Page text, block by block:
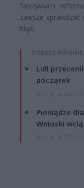
fałszywych
zawsze
błąd.
ZOBACZ
Lidl
początek
Pieniądze
Wnioski